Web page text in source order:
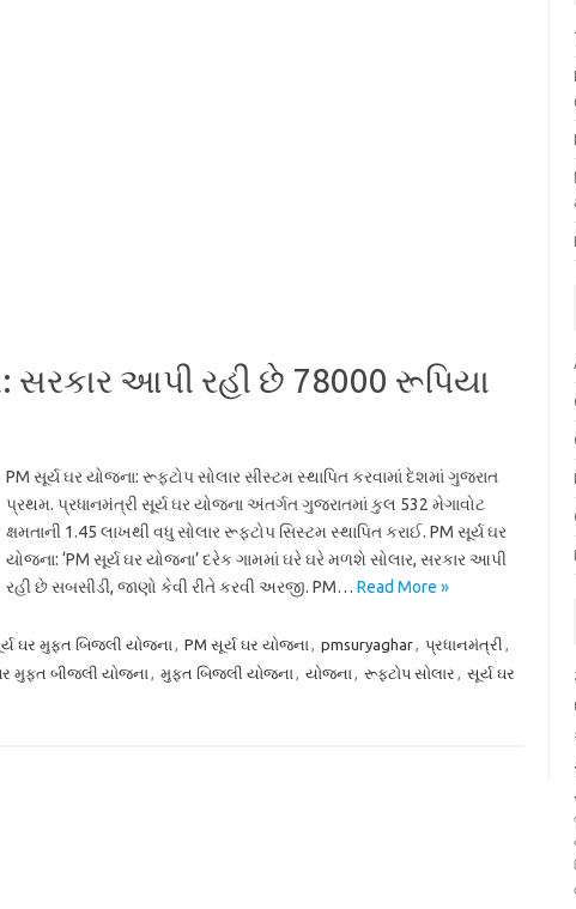
સરકાર આપી રહી છે 78000 રૂપિયા
PM સૂર્ય ઘર યોજના: રૂફટોપ સોલાર સીસ્ટમ સ્થાપિત કરવામાં દેશમાં ગુજરાત
પ્રથમ. પ્રધાનમંત્રી સૂર્ય ઘર યોજના અંતર્ગત ગુજરાતમાં કુલ 532 મેગાવોટ
ક્ષમતાની 1.45 લાખથી વધુ સોલાર રૂફ્ટોપ સિસ્ટમ સ્થાપિત કરાઈ. PM સૂર્ય ઘર
યોજના: ‘PM સૂર્ય ઘર યોજના’ દરેક ગામમાં ઘરે ઘરે મળશે સોલાર, સરકાર આપી
રહી છે સબસીડી, જાણો કેવી રીતે કરવી અરજી. PM… Read More »
ઘર મુફ્ત બિજલી યોજના , PM સૂર્ય ઘર યોજના , pmsuryaghar, પ્રધાનમંત્રી ,
મુફ્ત બીજલી યોજના , મુફ્ત બિજલી યોજના , યોજના , રૂફટોપ સોલાર , સૂર્ય ઘર